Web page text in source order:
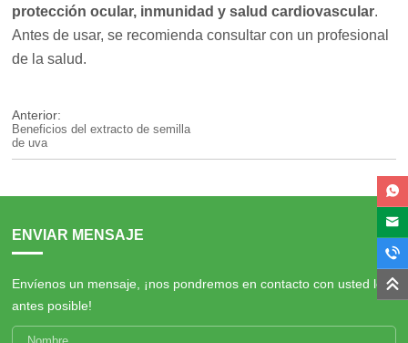
protección ocular, inmunidad y salud cardiovascular.
Antes de usar, se recomienda consultar con un profesional
de la salud.
Anterior:
Beneficios del extracto de semilla
de uva
ENVIAR MENSAJE
Envíenos un mensaje, ¡nos pondremos en contacto con usted lo
antes posible!